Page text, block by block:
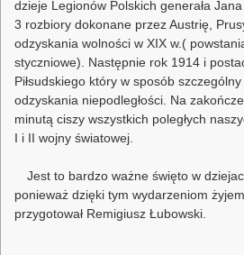
dzieje Legionów Polskich generała
3 rozbiory dokonane przez Austrię,
odzyskania wolności w XIX w.(
styczniowe). Następnie rok 1914 i
Piłsudskiego który w sposób
odzyskania niepodległości. Na
minutą ciszy wszystkich poległych
I i II wojny światowej.
Jest to bardzo ważne święto w
ponieważ dzięki tym wydarzeniom
przygotował Remigiusz Łubowski.